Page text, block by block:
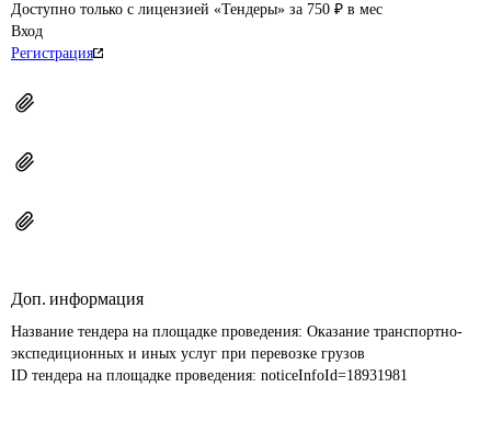
Доступно только с лицензией «Тендеры» за 750 ₽ в мес
Вход
Регистрация
Доп. информация
Название тендера на площадке проведения: Оказание транспортно-
экспедиционных и иных услуг при перевозке грузов
ID тендера на площадке проведения: noticeInfoId=18931981